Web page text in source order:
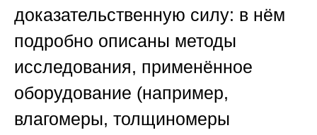
доказательственную силу: в нём
подробно описаны методы
исследования, применённое
оборудование (например,
влагомеры, толщиномеры